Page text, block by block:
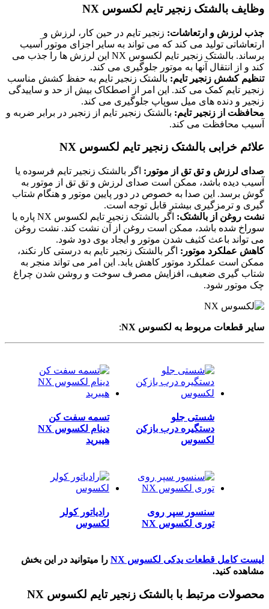
وظایف بالشتک زنجیر تایم لکسوس NX
جذب لرزش و ارتعاشات: زنجیر تایم در حین کار، لرزش و
ارتعاشاتی تولید می کند که می تواند به سایر اجزای موتور آسیب
برساند. بالشتک زنجیر تایم لکسوس NX این لرزش ها را جذب می
کند و از انتقال آنها به موتور جلوگیری می کند.
تنظیم کشش زنجیر تایم: بالشتک زنجیر تایم به حفظ کشش مناسب
زنجیر تایم کمک می کند. این امر از اصطکاک بیش از حد و ساییدگی
زنجیر و دنده های میل سوپاپ جلوگیری می کند.
محافظت از زنجیر تایم: بالشتک زنجیر تایم از زنجیر در برابر ضربه و
آسیب محافظت می کند.
علائم خرابی بالشتک زنجیر تایم لکسوس NX
صدای لرزش و تق تق از موتور: اگر بالشتک زنجیر تایم فرسوده یا
آسیب دیده باشد، ممکن است صدای لرزش و تق تق از موتور به
گوش برسد. این صدا به خصوص در دور پایین موتور و هنگام شتاب
گیری و ترمزگیری بیشتر قابل توجه است.
نشت روغن از بالشتک:
اگر بالشتک زنجیر تایم لکسوس NX پاره یا
سوراخ شده باشد، ممکن است روغن از آن نشت کند. نشت روغن
می تواند باعث کثیف شدن موتور و ایجاد بوی دود شود.
کاهش عملکرد موتور: اگر بالشتک زنجیر تایم به درستی کار نکند،
ممکن است عملکرد موتور کاهش یابد. این امر می تواند منجر به
شتاب گیری ضعیف، افزایش مصرف سوخت و روشن شدن چراغ
چک موتور شود.
سایر قطعات مربوط به لکسوس NX :
شستی جلو
دستگیره درب بازکن
لکسوس
تسمه سفت کن
دینام لکسوس NX
هیبرید
سنسور سپر روی
توری لکسوس NX
رادیاتور کولر
لکسوس
لیست کامل قطعات یدکی لکسوس NX
را میتوانید در این بخش
مشاهده کنید.
محصولات مرتبط با بالشتک زنجیر تایم لکسوس NX